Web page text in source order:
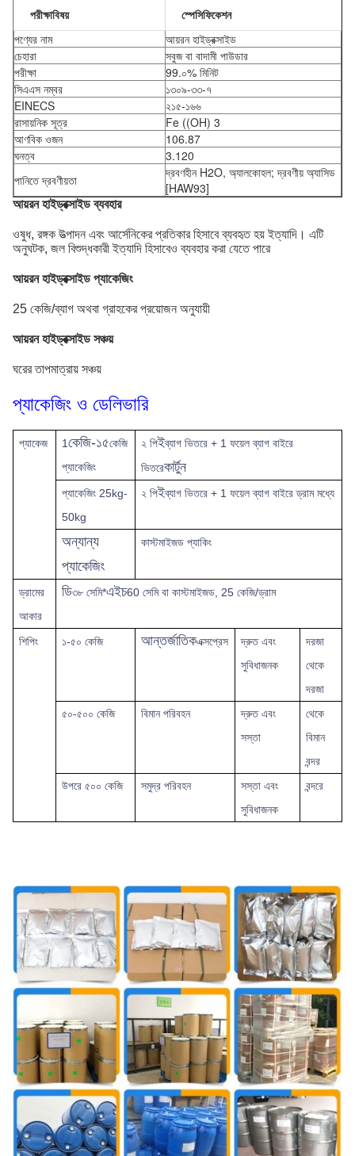
পরীক্ষাবিষয়
স্পেসিফিকেশন
পণ্যের নাম
আয়রন হাইড্রক্সাইড
চেহারা
সবুজ বা বাদামী পাউডার
পরীক্ষা
99.০% মিনিট
সিএএস নম্বর
১৩০৯-৩৩-৭
EINECS
২১৫-১৬৬
রাসায়নিক সূত্র
Fe ((OH) 3
আণবিক ওজন
106.87
ঘনত্ব
3.120
পানিতে দ্রবণীয়তা
দ্রবণহীন H2O, অ্যালকোহল; দ্রবণীয় অ্যাসিড
[HAW93]
আয়রন হাইড্রক্সাইড ব্যবহার
ওষুধ, রঙ্গক উত্পাদন এবং আর্সেনিকের প্রতিকার হিসাবে ব্যবহৃত হয় ইত্যাদি। এটি
অনুঘটক, জল বিশুদ্ধকারী ইত্যাদি হিসাবেও ব্যবহার করা যেতে পারে
আয়রন হাইড্রক্সাইড প্যাকেজিং
25 কেজি/ব্যাগ অথবা গ্রাহকের প্রয়োজন অনুযায়ী
আয়রন হাইড্রক্সাইড সঞ্চয়
ঘরের তাপমাত্রায় সঞ্চয়
প্যাকেজিং ও ডেলিভারি
প্যাকেজ 1কেজি-১৫কেজি
প্যাকেজিং
২ পিইব্যাগ ভিতরে + 1 ফয়েল ব্যাগ বাইরে
ভিতরেকার্টুন
প্যাকেজিং 25kg-
50kg
২ পিইব্যাগ ভিতরে + 1 ফয়েল ব্যাগ বাইরে ড্রাম মধ্যে
অন্যান্য
প্যাকেজিং
কাস্টমাইজড প্যাকিং
ড্রামের
আকার
ডি৩৮ সেমি*এইচ60 সেমি বা কাস্টমাইজড, 25 কেজি/ড্রাম
শিপিং ১-৫০ কেজি আন্তর্জাতিকএক্সপ্রেস দ্রুত এবং
সুবিধাজনক
দরজা
থেকে
দরজা
৫০-৫০০ কেজি
বিমান পরিবহন
দ্রুত এবং
সস্তা
থেকে
বিমান
বন্দর
উপরে ৫০০ কেজি সমুদ্র পরিবহন
সস্তা এবং
সুবিধাজনক
বন্দরে